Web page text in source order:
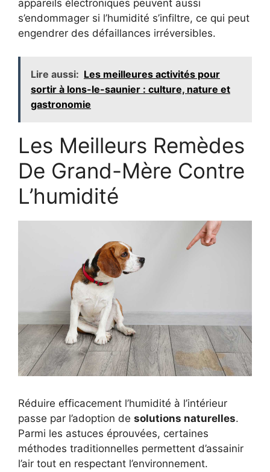
appareils électroniques peuvent aussi
s’endommager si l’humidité s’infiltre, ce qui peut
engendrer des défaillances irréversibles.
Lire aussi: Les meilleures activités pour
sortir à lons-le-saunier : culture, nature et
gastronomie
Les Meilleurs Remèdes
De Grand-Mère Contre
L’humidité
Réduire efficacement l’humidité à l’intérieur
passe par l’adoption de solutions naturelles.
Parmi les astuces éprouvées, certaines
méthodes traditionnelles permettent d’assainir
l’air tout en respectant l’environnement.